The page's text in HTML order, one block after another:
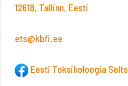
12618, Tallinn, Eesti
ets@kbfi.ee
Eesti Toksikoloogia Selts